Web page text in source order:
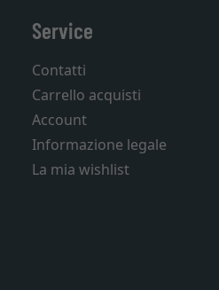
Service
Contatti
Carrello acquisti
Account
Informazione legale
La mia wishlist